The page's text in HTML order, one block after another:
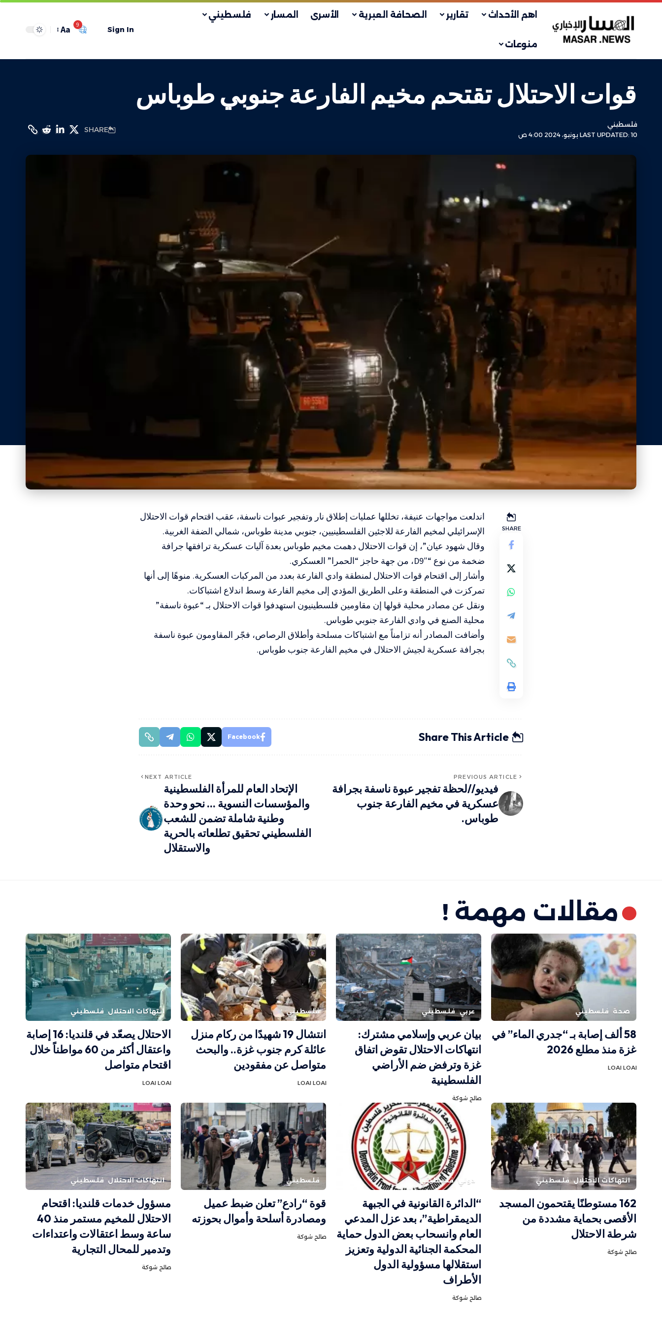
اهم الأحداث تقارير الصحافة العبرية الأسرى المسار فلسطيني
منوعات
Sign In
9
Aa
قوات الاحتلال تقتحم مخيم الفارعة جنوبي طوباس
LAST UPDATED: 10 يونيو، 2024 4:00 ص
فلسطيني
SHARE
SHARE
اندلعت مواجهات عنيفة، تخللها عمليات إطلاق نار وتفجير عبوات ناسفة، عقب اقتحام قوات الاحتلال
الإسرائيلي لمخيم الفارعة للاجئين الفلسطينيين، جنوبي مدينة طوباس، شمالي الضفة الغربية.
وقال شهود عيان”، إن قوات الاحتلال دهمت مخيم طوباس بعدة آليات عسكرية ترافقها جرافة
ضخمة من نوع “D9″، من جهة حاجز “الحمرا” العسكري.
وأشار إلى اقتحام قوات الاحتلال لمنطقة وادي الفارعة بعدد من المركبات العسكرية. منوهًا إلى أنها
تمركزت في المنطقة وعلى الطريق المؤدي إلى مخيم الفارعة وسط اندلاع اشتباكات.
ونقل عن مصادر محلية قولها إن مقاومين فلسطينيون استهدفوا قوات الاحتلال بـ “عبوة ناسفة”
محلية الصنع في وادي الفارعة جنوبي طوباس.
وأضافت المصادر أنه تزامناً مع اشتباكات مسلحة وأطلاق الرصاص، فجّر المقاومون عبوة ناسفة
بجرافة عسكرية لجيش الاحتلال في مخيم الفارعة جنوب طوباس.
Share This Article
Facebook
PREVIOUS ARTICLE
فيديو//لحظة تفجير عبوة ناسفة بجرافة
عسكرية في مخيم الفارعة جنوب
طوباس.
NEXT ARTICLE
الإتحاد العام للمرأة الفلسطينية
والمؤسسات النسوية … نحو وحدة
وطنية شاملة تضمن للشعب
الفلسطيني تحقيق تطلعاته بالحرية
والاستقلال
مقالات مهمة !
صحة فلسطيني
58 ألف إصابة بـ “جدري الماء” في
غزة منذ مطلع 2026
LOAI LOAI
عربي فلسطيني
بيان عربي وإسلامي مشترك:
انتهاكات الاحتلال تقوض اتفاق
غزة وترفض ضم الأراضي
الفلسطينية
صالح شوكة
فلسطيني
انتشال 19 شهيدًا من ركام منزل
عائلة كرم جنوب غزة.. والبحث
متواصل عن مفقودين
LOAI LOAI
انتهاكات الاحتلال فلسطيني
الاحتلال يصعّد في قلنديا: 16 إصابة
واعتقال أكثر من 60 مواطناً خلال
اقتحام متواصل
LOAI LOAI
انتهاكات الاحتلال فلسطيني
162 مستوطنًا يقتحمون المسجد
الأقصى بحماية مشددة من
شرطة الاحتلال
صالح شوكة
دولي فلسطيني
“الدائرة القانونية في الجبهة
الديمقراطية”، بعد عزل المدعي
العام وانسحاب بعض الدول حماية
المحكمة الجنائية الدولية وتعزيز
استقلالها مسؤولية الدول
الأطراف
صالح شوكة
فلسطيني
قوة “رادع” تعلن ضبط عميل
ومصادرة أسلحة وأموال بحوزته
صالح شوكة
انتهاكات الاحتلال فلسطيني
مسؤول خدمات قلنديا: اقتحام
الاحتلال للمخيم مستمر منذ 40
ساعة وسط اعتقالات واعتداءات
وتدمير للمحال التجارية
صالح شوكة